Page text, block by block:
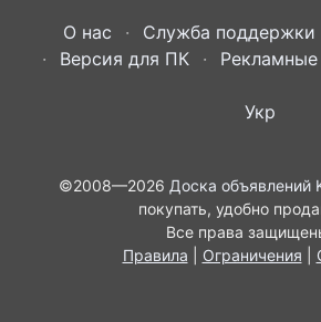
О нас Служба поддержки
Версия для ПК
Укр
©2008—2026 Доска объявлений
покупать, удобно
Все права
Правила
Ограничения